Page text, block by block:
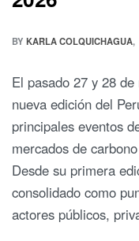
BY KARLA COLQUICHAGUA
El pasado 27 y 28
nueva edición del
principales eventos
mercados de
Desde su primera
consolidado como
actores públicos,